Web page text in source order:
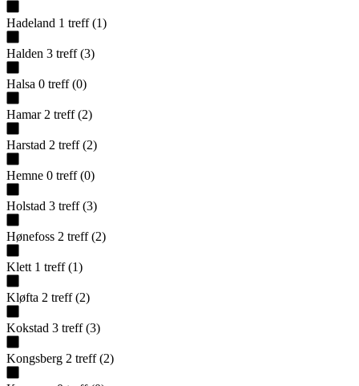
Hadeland 1 treff (1)
Halden 3 treff (3)
Halsa 0 treff (0)
Hamar 2 treff (2)
Harstad 2 treff (2)
Hemne 0 treff (0)
Holstad 3 treff (3)
Hønefoss 2 treff (2)
Klett 1 treff (1)
Kløfta 2 treff (2)
Kokstad 3 treff (3)
Kongsberg 2 treff (2)